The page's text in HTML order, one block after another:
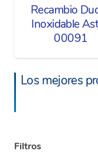
Recambio
Inoxidable
00091
Los mejores
Filtros